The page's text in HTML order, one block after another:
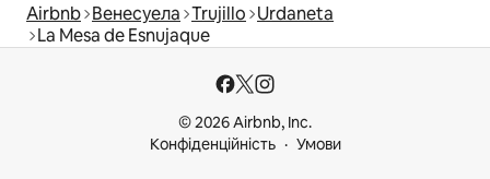
Airbnb Венесуела Trujillo Urdaneta
La Mesa de Esnujaque
© 2026 Airbnb, Inc.
Конфіденційність
Умови